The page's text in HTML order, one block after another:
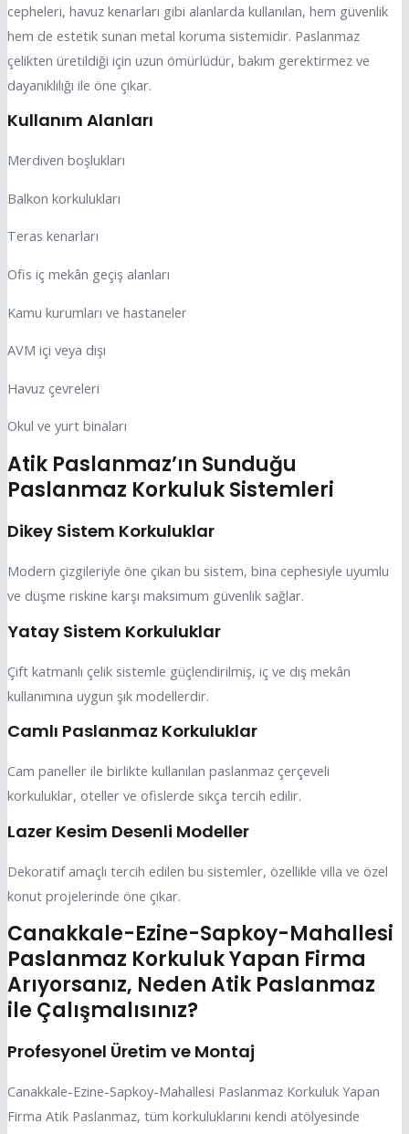
cepheleri, havuz kenarları gibi alanlarda kullanılan, hem güvenlik
hem de estetik sunan metal koruma sistemidir. Paslanmaz
çelikten üretildiği için uzun ömürlüdür, bakım gerektirmez ve
dayanıklılığı ile öne çıkar.
Kullanım Alanları
Merdiven boşlukları
Balkon korkulukları
Teras kenarları
Ofis iç mekân geçiş alanları
Kamu kurumları ve hastaneler
AVM içi veya dışı
Havuz çevreleri
Okul ve yurt binaları
Atik Paslanmaz’ın Sunduğu
Paslanmaz Korkuluk Sistemleri
Dikey Sistem Korkuluklar
Modern çizgileriyle öne çıkan bu sistem, bina cephesiyle uyumlu
ve düşme riskine karşı maksimum güvenlik sağlar.
Yatay Sistem Korkuluklar
Çift katmanlı çelik sistemle güçlendirilmiş, iç ve dış mekân
kullanımına uygun şık modellerdir.
Camlı Paslanmaz Korkuluklar
Cam paneller ile birlikte kullanılan paslanmaz çerçeveli
korkuluklar, oteller ve ofislerde sıkça tercih edilir.
Lazer Kesim Desenli Modeller
Dekoratif amaçlı tercih edilen bu sistemler, özellikle villa ve özel
konut projelerinde öne çıkar.
Canakkale-Ezine-Sapkoy-Mahallesi
Paslanmaz Korkuluk Yapan Firma
Arıyorsanız, Neden Atik Paslanmaz
ile Çalışmalısınız?
Profesyonel Üretim ve Montaj
Canakkale-Ezine-Sapkoy-Mahallesi Paslanmaz Korkuluk Yapan
Firma Atik Paslanmaz, tüm korkuluklarını kendi atölyesinde